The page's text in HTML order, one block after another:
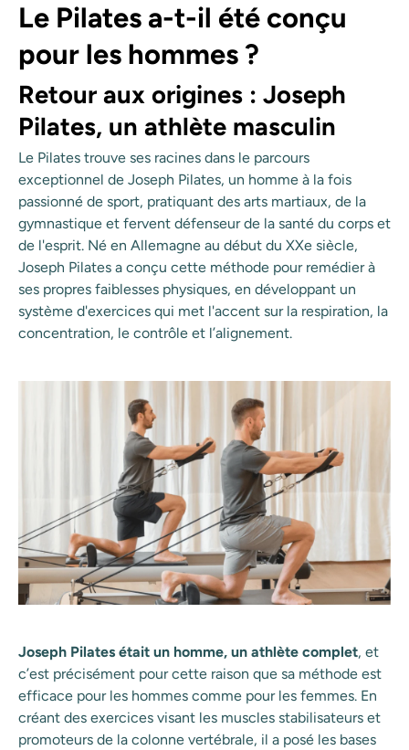
Le Pilates a-t-il été conçu
pour les hommes ?
Retour aux origines : Joseph
Pilates, un athlète masculin
Le Pilates trouve ses racines dans le parcours
exceptionnel de Joseph Pilates, un homme à la fois
passionné de sport, pratiquant des arts martiaux, de la
gymnastique et fervent défenseur de la santé du corps et
de l'esprit. Né en Allemagne au début du XXe siècle,
Joseph Pilates a conçu cette méthode pour remédier à
ses propres faiblesses physiques, en développant un
système d'exercices qui met l'accent sur la respiration, la
concentration, le contrôle et l’alignement.
Joseph Pilates était un homme, un athlète complet, et
c’est précisément pour cette raison que sa méthode est
efficace pour les hommes comme pour les femmes. En
créant des exercices visant les muscles stabilisateurs et
promoteurs de la colonne vertébrale, il a posé les bases